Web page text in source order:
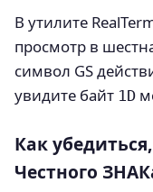
В утилите
просмотр в
символ GS
увидите байт 1D
Как
Честного